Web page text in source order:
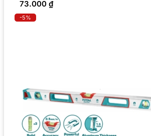
73.000 ₫
-5%